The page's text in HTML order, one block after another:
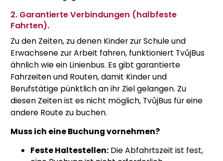
2. Garantierte Verbindungen (halbfeste
Fahrten).
Zu den Zeiten, zu denen Kinder zur Schule und
Erwachsene zur Arbeit fahren, funktioniert TvůjBus
ähnlich wie ein Linienbus. Es gibt garantierte
Fahrzeiten und Routen, damit Kinder und
Berufstätige pünktlich an ihr Ziel gelangen. Zu
diesen Zeiten ist es nicht möglich, TvůjBus für eine
andere Route zu buchen.
Muss ich eine Buchung vornehmen?
Feste Haltestellen: Die Abfahrtszeit ist fest,